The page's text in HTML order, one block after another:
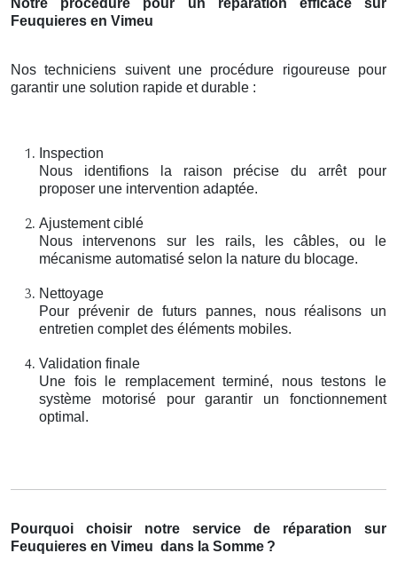
Feuquieres en Vimeu
Nos techniciens suivent une procédure rigoureuse pour
garantir une solution rapide et durable :
Inspection
Nous identifions la raison précise du arrêt pour
proposer une intervention adaptée.
Ajustement ciblé
Nous intervenons sur les rails, les câbles, ou le
mécanisme automatisé selon la nature du blocage.
Nettoyage
Pour prévenir de futurs pannes, nous réalisons un
entretien complet des éléments mobiles.
Validation finale
Une fois le remplacement terminé, nous testons le
système motorisé pour garantir un fonctionnement
optimal.
Pourquoi choisir notre service de réparation sur
Feuquieres en Vimeu dans la Somme ?